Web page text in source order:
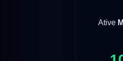
Ative